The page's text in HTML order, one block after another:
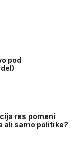
pod
res pomeni
ali samo politike?